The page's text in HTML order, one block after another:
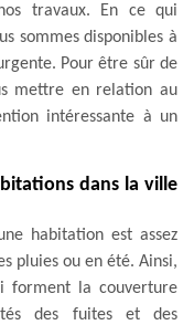
travaux. En ce qui
sommes disponibles à
Pour être sûr de
mettre en relation au
intéressante à un
dans la ville
habitation est assez
pluies ou en été. Ainsi,
forment la couverture
des fuites et des